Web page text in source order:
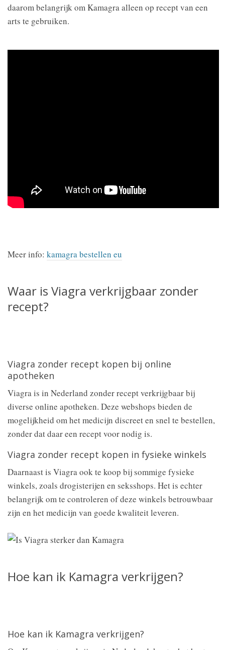
daarom belangrijk om Kamagra alleen op recept van een
arts te gebruiken.
Meer info: kamagra bestellen eu
Waar is Viagra verkrijgbaar zonder
recept?
Viagra zonder recept kopen bij online
apotheken
Viagra is in Nederland zonder recept verkrijgbaar bij
diverse online apotheken. Deze webshops bieden de
mogelijkheid om het medicijn discreet en snel te bestellen,
zonder dat daar een recept voor nodig is.
Viagra zonder recept kopen in fysieke winkels
Daarnaast is Viagra ook te koop bij sommige fysieke
winkels, zoals drogisterijen en seksshops. Het is echter
belangrijk om te controleren of deze winkels betrouwbaar
zijn en het medicijn van goede kwaliteit leveren.
Hoe kan ik Kamagra verkrijgen?
Hoe kan ik Kamagra verkrijgen?